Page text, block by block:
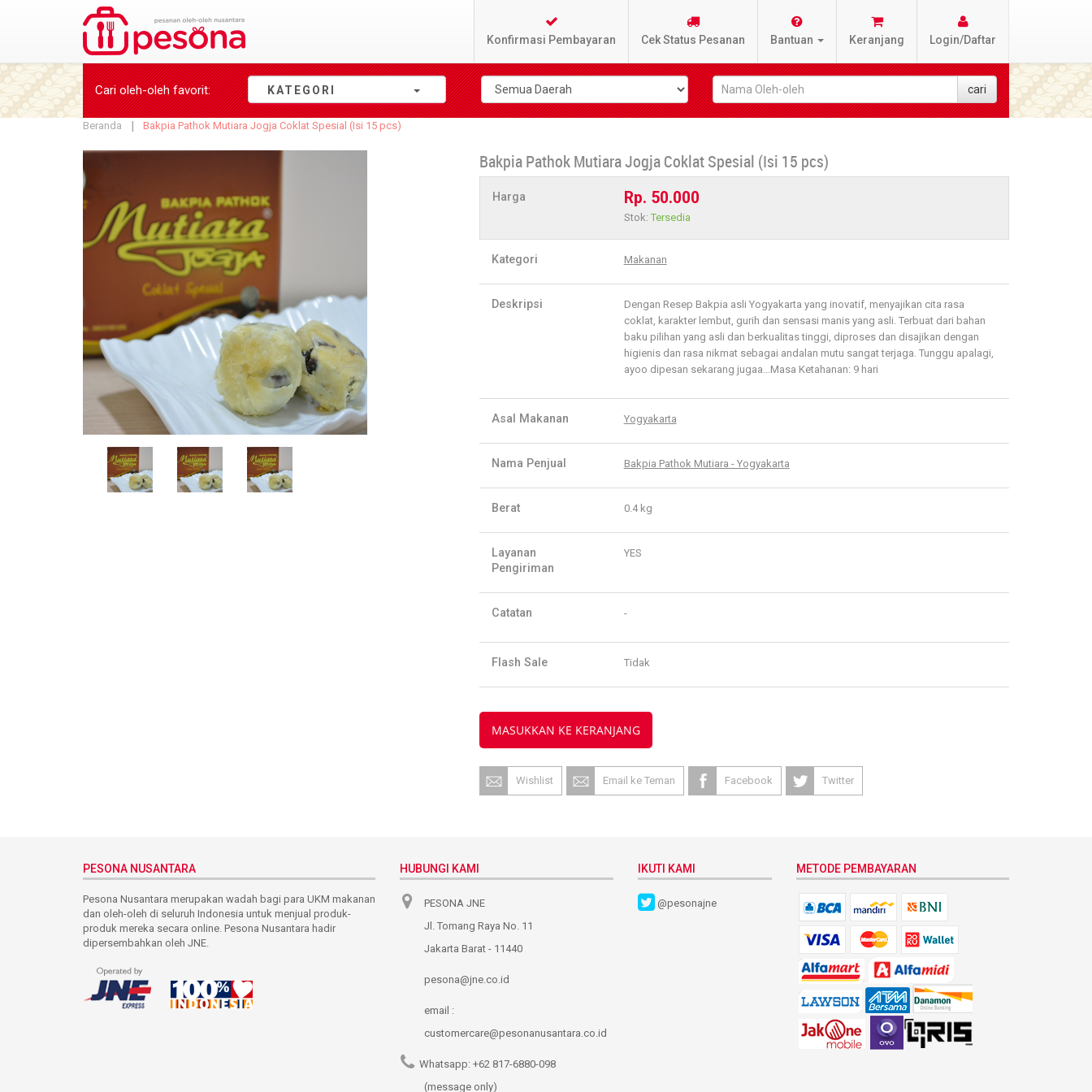
Konfirmasi Pembayaran Cek Status Pesanan Bantuan Keranjang Login/Daftar
Cari oleh-olehfavorit: KATEGORI
Beranda Bakpia Pathok Mutiara Jogja Coklat Spesial (Isi 15 pcs)
Bakpia Pathok Mutiara Jogja Coklat Spesial (Isi 15 pcs)
Harga Rp. 50.000
Stok:Tersedia
Kategori Makanan
Deskripsi
Dengan Resep Bakpia asli Yogyakarta yang inovatif, menyajikan cita rasa
coklat, karakter lembut, gurih dan sensasi manis yang asli. Terbuat dari bahan
baku pilihan yang asli dan berkualitas tinggi, diproses dan disajikan dengan
higienis dan rasa nikmat sebagai andalan mutu sangat terjaga. Tunggu apalagi,
ayoo dipesan sekarang jugaa...Masa Ketahanan: 9 hari
Asal Makanan Yogyakarta
Nama Penjual Bakpia Pathok Mutiara - Yogyakarta
Berat 0.4 kg
Layanan
Pengiriman
YES
Catatan -
Flash Sale Tidak
MASUKKAN KE KERANJANG
Wishlist Email ke Teman Facebook Twitter
PESONA NUSANTARA
Pesona Nusantara merupakan wadah bagi para UKM makanan
dan oleh-oleh di seluruh Indonesia untuk menjual produk-
produk mereka secara online. Pesona Nusantara hadir
dipersembahkan oleh JNE.
HUBUNGI KAMI
PESONA JNE
Jl. Tomang Raya No. 11
Jakarta Barat - 11440
pesona@jne.co.id
email :
customercare@pesonanusantara.co.id
Whatsapp: +62 817-6880-098
(message only)
IKUTI KAMI
@pesonajne
METODE PEMBAYARAN